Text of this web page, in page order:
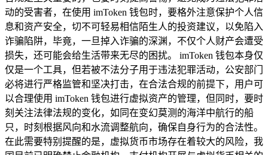
动的受害者，在使用 imToken 钱包时，要格外注意保护个人信
息和资产安全，切不可轻易相信陌生人的投资建议，以免陷入
诈骗陷阱，毕竟，一旦掉入诈骗的深渊，不仅个人财产会遭受
损失，还可能会给生活带来无尽的困扰。 imToken 钱包本身仅
仅是一个工具，但若被不法分子用于违法犯罪活动，公安部门
必将进行严格监管和坚决打击，在合法合规的前提下，用户可
以合理使用 imToken 钱包进行虚拟资产的管理，但同时，要时
刻关注法律法规的变化，如同在变幻莫测的海洋中航行的船
只，时刻根据风向和水流调整航向，确保自身行为的合法性。
在此需要特别提醒的是，虚拟货币市场存在着较大的风险，我